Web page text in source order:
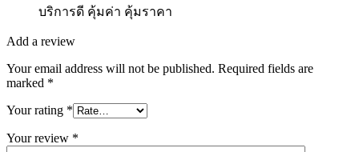
บริการดี คุ้มค่า คุ้มราคา
Add a review
Your email address will not be published. Required fields are
marked *
Your rating *
Your review *